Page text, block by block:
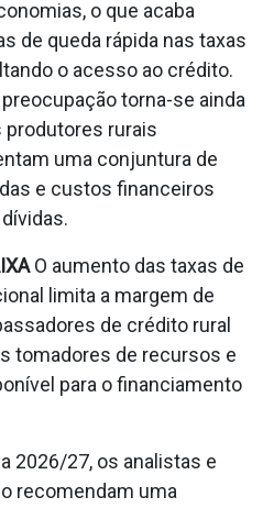
o que acaba
de queda rápida nas taxas
o acesso ao crédito.
torna-se ainda
produtores rurais
uma conjuntura de
e custos financeiros
O aumento das taxas de
limita a margem de
de crédito rural
tomadores de recursos e
para o financiamento
2026/27, os analistas e
recomendam uma